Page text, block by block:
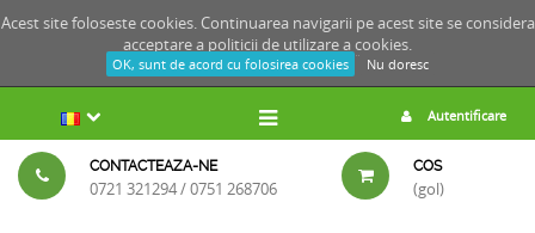
Acest site foloseste cookies. Continuarea navigarii pe acest site se considera
acceptare a politicii de utilizare a cookies.
OK, sunt de acord cu folosirea cookies Nu doresc
Autentificare
CONTACTEAZA-NE
0721 321294 / 0751 268706
COS
(gol)